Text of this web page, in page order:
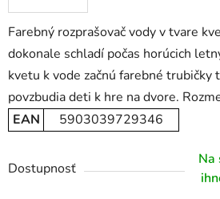
Farebný rozprašovač vody v tvare
dokonale schladí počas horúcich
kvetu k vode začnú farebné trubičky
povzbudia deti k hre na dvore.
EAN
5903039729346
Dostupnosť
Na